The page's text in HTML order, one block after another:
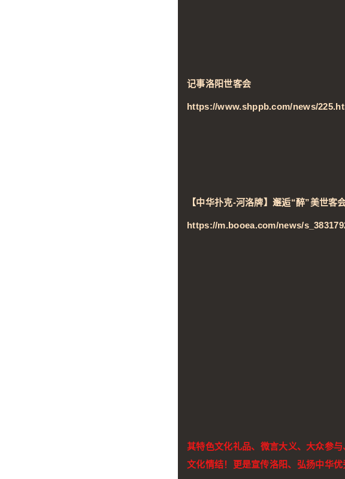
记事洛阳世客会
https://www.shppb.com/news/
【中华扑克-河洛牌】邂逅“醉”美世客
https://m.booea.com/news/
其特色文化礼品、微言大义、大众参
文化情结！更是宣传洛阳、弘扬中华